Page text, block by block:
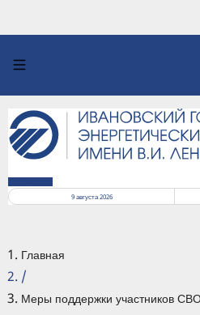
основному
9 августа 2026
Главная
/
Меры поддержки участников